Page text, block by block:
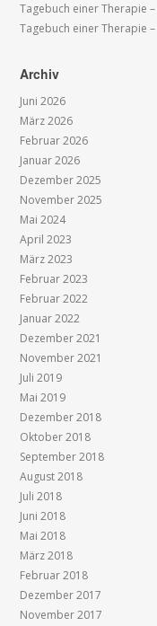
Tagebuch einer Therapie
Tagebuch einer Therapie
Archiv
Juni 2026
März 2026
Februar 2026
Januar 2026
Dezember 2025
November 2025
Mai 2024
April 2023
März 2023
Februar 2023
Februar 2022
Januar 2022
Dezember 2021
November 2021
Juli 2019
Mai 2019
Dezember 2018
Oktober 2018
September 2018
August 2018
Juli 2018
Juni 2018
Mai 2018
März 2018
Februar 2018
Dezember 2017
November 2017